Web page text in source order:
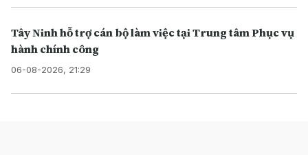
Tây Ninh hỗ trợ cán bộ làm việc tại Trung tâm Phục vụ
hành chính công
06-08-2026, 21:29